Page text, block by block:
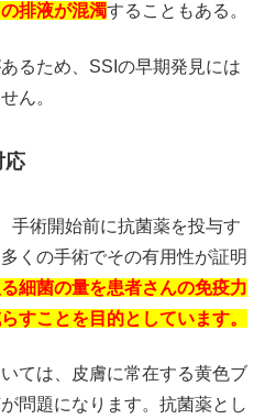
排液が混濁することもある。
るため、SSIの早期発見には
ん。
応
手術開始前に抗菌薬を投与す
くの手術でその有用性が証明
細菌の量を患者さんの免疫力
すことを目的としています。
ては、皮膚に常在する黄色ブ
問題になります。抗菌薬とし